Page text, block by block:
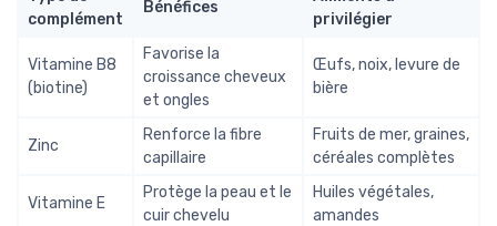
complément
Bénéfices
privilégier
Vitamine B8
(biotine)
Favorise la
croissance cheveux
et ongles
Œufs, noix, levure de
bière
Zinc
Renforce la fibre
capillaire
Fruits de mer, graines,
céréales complètes
Vitamine E
Protège la peau et le
cuir chevelu
Huiles végétales,
amandes